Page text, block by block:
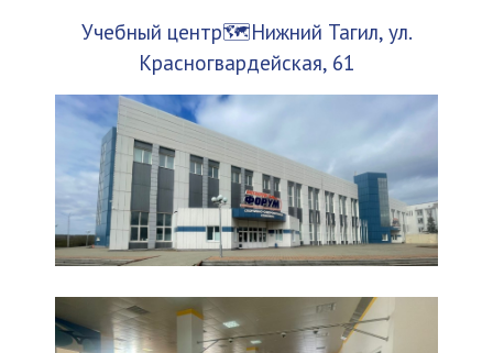
Учебный центр🗺️Нижний Тагил, ул.
Красногвардейская, 61